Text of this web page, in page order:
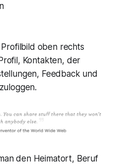
oben rechts
Kontakten, der
Feedback und
den Heimatort, Beruf